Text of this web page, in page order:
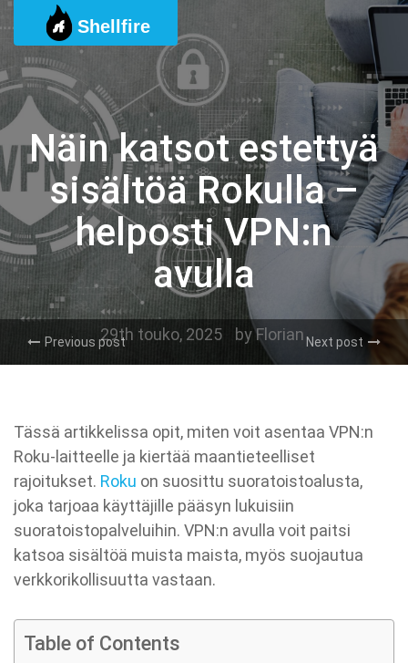
Shellfire
Skip
to
content
Näin katsot estettyä
sisältöä Rokulla –
helposti VPN:n
avulla
29th touko, 2025 byFlorian
Previous post Next post
Tässä artikkelissa opit, miten voit asentaa VPN:n
Roku-laitteelle ja kiertää maantieteelliset
rajoitukset. Roku on suosittu suoratoistoalusta,
joka tarjoaa käyttäjille pääsyn lukuisiin
suoratoistopalveluihin. VPN:n avulla voit paitsi
katsoa sisältöä muista maista, myös suojautua
verkkorikollisuutta vastaan.
Table of Contents